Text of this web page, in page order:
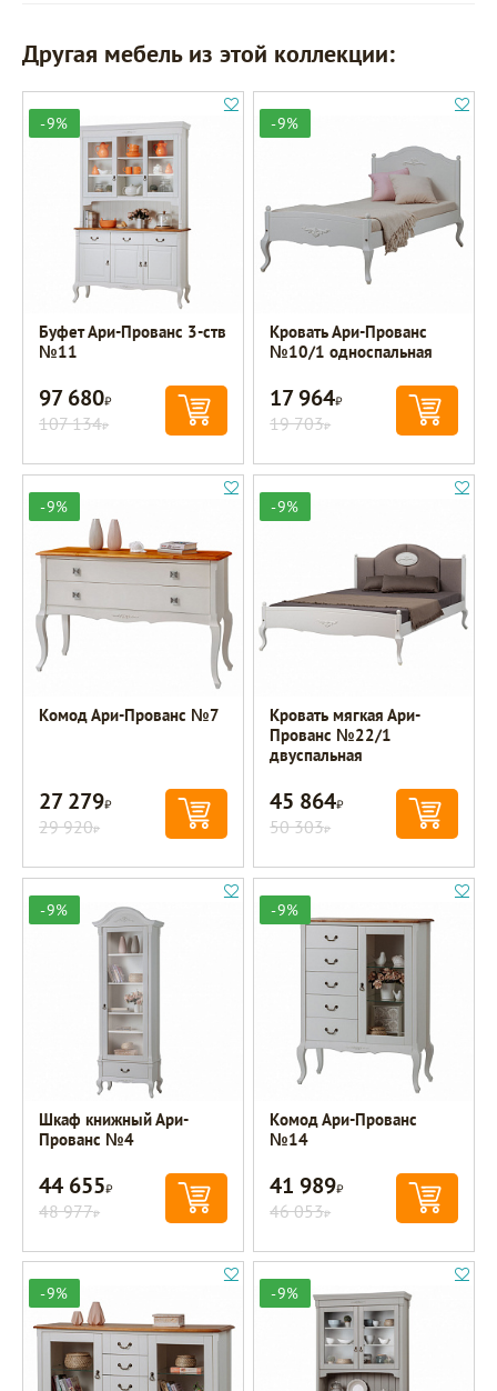
Другая мебель из этой коллекции:
-9%
Буфет Ари-Прованс 3-ств
№11
97 680Р
107 134Р
-9%
Кровать Ари-Прованс
№10/1 односпальная
17 964Р
19 703Р
-9%
Комод Ари-Прованс №7
27 279Р
29 920Р
-9%
Кровать мягкая Ари-
Прованс №22/1
двуспальная
45 864Р
50 303Р
-9%
Шкаф книжный Ари-
Прованс №4
44 655Р
48 977Р
-9%
Комод Ари-Прованс
№14
41 989Р
46 053Р
-9% -9%